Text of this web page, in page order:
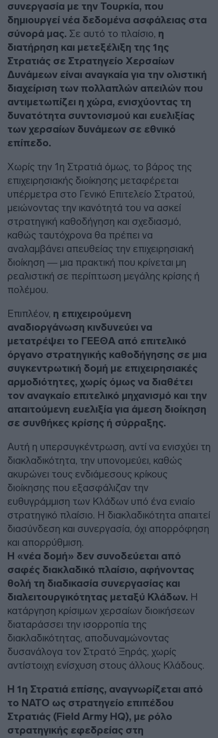
συνεργασία με την Τουρκία, που
δημιουργεί νέα δεδομένα ασφάλειας στα
σύνορά μας. Σε αυτό το πλαίσιο, η
διατήρηση και μετεξέλιξη της 1ης
Στρατιάς σε Στρατηγείο Χερσαίων
Δυνάμεων είναι αναγκαία για την ολιστική
διαχείριση των πολλαπλών απειλών που
αντιμετωπίζει η χώρα, ενισχύοντας τη
δυνατότητα συντονισμού και ευελιξίας
των χερσαίων δυνάμεων σε εθνικό
επίπεδο.
Χωρίς την 1η Στρατιά όμως, το βάρος της
επιχειρησιακής διοίκησης μεταφέρεται
υπέρμετρα στο Γενικό Επιτελείο Στρατού,
μειώνοντας την ικανότητά του να ασκεί
στρατηγική καθοδήγηση και σχεδιασμό,
καθώς ταυτόχρονα θα πρέπει να
αναλαμβάνει απευθείας την επιχειρησιακή
διοίκηση — μια πρακτική που κρίνεται μη
ρεαλιστική σε περίπτωση μεγάλης κρίσης ή
πολέμου.
Επιπλέον, η επιχειρούμενη
αναδιοργάνωση κινδυνεύει να
μετατρέψει το ΓΕΕΘΑ από επιτελικό
όργανο στρατηγικής καθοδήγησης σε μια
συγκεντρωτική δομή με επιχειρησιακές
αρμοδιότητες, χωρίς όμως να διαθέτει
τον αναγκαίο επιτελικό μηχανισμό και την
απαιτούμενη ευελιξία για άμεση διοίκηση
σε συνθήκες κρίσης ή σύρραξης.
Αυτή η υπερσυγκέντρωση, αντί να ενισχύει τη
διακλαδικότητα, την υπονομεύει, καθώς
ακυρώνει τους ενδιάμεσους κρίκους
διοίκησης που εξασφάλιζαν την
ευθυγράμμιση των Κλάδων υπό ένα ενιαίο
στρατηγικό πλαίσιο. Η διακλαδικότητα απαιτεί
διασύνδεση και συνεργασία, όχι απορρόφηση
και απορρύθμιση.
Η «νέα δομή» δεν συνοδεύεται από
σαφές διακλαδικό πλαίσιο, αφήνοντας
θολή τη διαδικασία συνεργασίας και
διαλειτουργικότητας μεταξύ Κλάδων. Η
κατάργηση κρίσιμων χερσαίων διοικήσεων
διαταράσσει την ισορροπία της
διακλαδικότητας, αποδυναμώνοντας
δυσανάλογα τον Στρατό Ξηράς, χωρίς
αντίστοιχη ενίσχυση στους άλλους Κλάδους.
Η 1η Στρατιά επίσης, αναγνωρίζεται από
το ΝΑΤΟ ως στρατηγείο επιπέδου
Στρατιάς (Field Army HQ), με ρόλο
στρατηγικής εφεδρείας στη